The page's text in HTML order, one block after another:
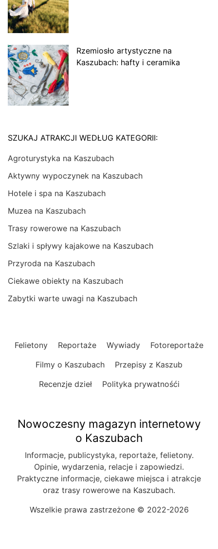
Rzemiosło artystyczne na
Kaszubach: hafty i ceramika
SZUKAJ ATRAKCJI WEDŁUG KATEGORII:
Agroturystyka na Kaszubach
Aktywny wypoczynek na Kaszubach
Hotele i spa na Kaszubach
Muzea na Kaszubach
Trasy rowerowe na Kaszubach
Szlaki i spływy kajakowe na Kaszubach
Przyroda na Kaszubach
Ciekawe obiekty na Kaszubach
Zabytki warte uwagi na Kaszubach
Felietony Reportaże Wywiady
Fotoreportaże
Filmy o Kaszubach
Przepisy z Kaszub
Recenzje dzieł
Polityka prywatnośći
Nowoczesny magazyn internetowy
o Kaszubach
Informacje, publicystyka, reportaże, felietony.
Opinie, wydarzenia, relacje i zapowiedzi.
Praktyczne informacje, ciekawe miejsca i atrakcje
oraz trasy rowerowe na Kaszubach.
Wszelkie prawa zastrzeżone © 2022-2026